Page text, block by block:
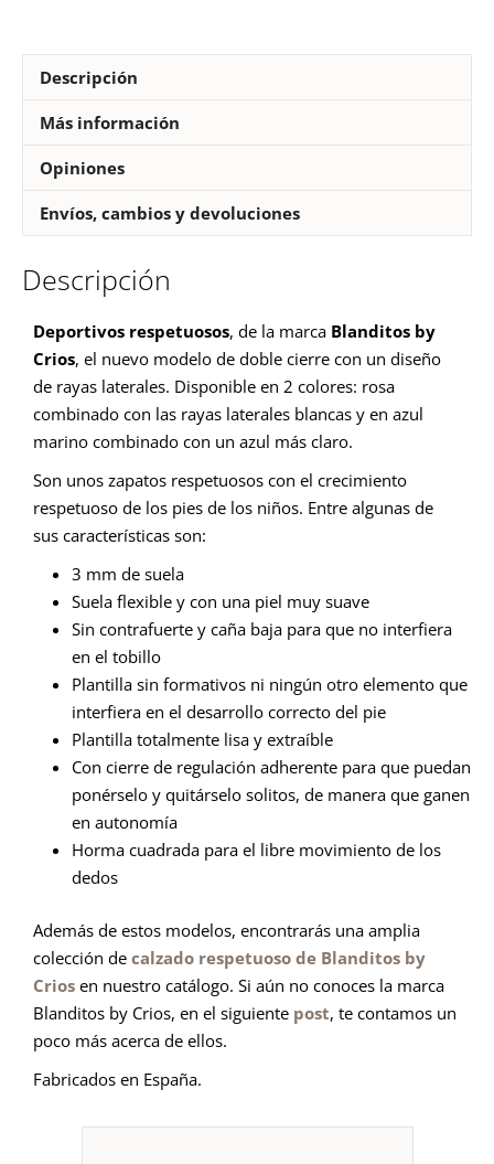
Descripción
Más información
Opiniones
Envíos, cambios y devoluciones
Descripción
Deportivos respetuosos, de la marca Blanditos by
Crios, el nuevo modelo de doble cierre con un diseño
de rayas laterales. Disponible en 2 colores: rosa
combinado con las rayas laterales blancas y en azul
marino combinado con un azul más claro.
Son unos zapatos respetuosos con el crecimiento
respetuoso de los pies de los niños. Entre algunas de
sus características son:
3 mm de suela
Suela flexible y con una piel muy suave
Sin contrafuerte y caña baja para que no interfiera
en el tobillo
Plantilla sin formativos ni ningún otro elemento que
interfiera en el desarrollo correcto del pie
Plantilla totalmente lisa y extraíble
Con cierre de regulación adherente para que puedan
ponérselo y quitárselo solitos, de manera que ganen
en autonomía
Horma cuadrada para el libre movimiento de los
dedos
Además de estos modelos, encontrarás una amplia
colección de calzado respetuoso de Blanditos by
Crios en nuestro catálogo. Si aún no conoces la marca
Blanditos by Crios, en el siguiente post, te contamos un
poco más acerca de ellos.
Fabricados en España.